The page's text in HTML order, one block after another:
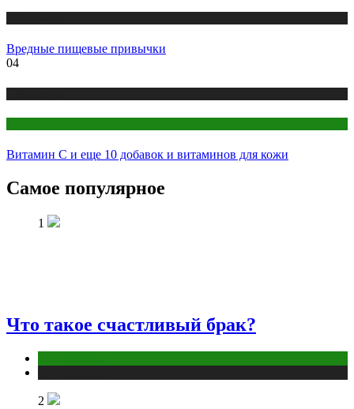
Вредные пищевые привычки
04
Витамин С и еще 10 добавок и витаминов для кожи
Самое популярное
1
Что такое счастливый брак?
2